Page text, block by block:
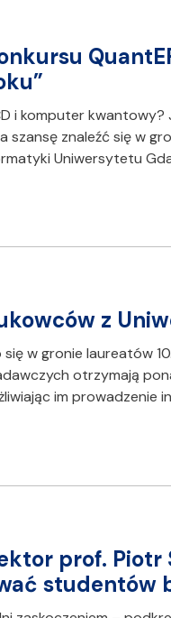
i komputer
szansę znaleźć się w
Uniwersytetu
z
w gronie laureatów
otrzymają
im prowadzenie
prof.
studentów